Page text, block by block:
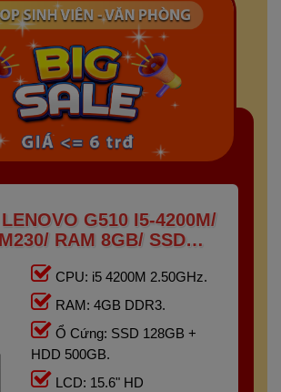
G510 I5-4200M/
RAM 8GB/ SSD
HDD 500GB/ 15.6" HD
CPU: i5 4200M 2.50GHz.
RAM: 4GB DDR3.
Ổ Cứng: SSD 128GB +
HDD 500GB.
LCD: 15.6" HD